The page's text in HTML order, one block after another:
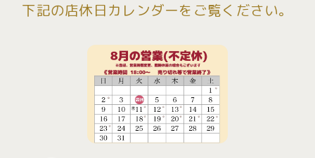
下記の店休日カレンダーをご覧ください。